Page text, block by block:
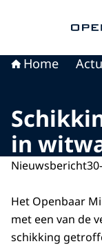
Home
in
Nieuwsbericht
Het Openbaar
met een van de
schikking